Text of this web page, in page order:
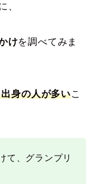
、
けを調べてみま
身の人が多いこ
て、グランプリ